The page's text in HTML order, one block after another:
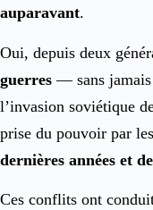
auparavant.
Oui, depuis deux
guerres — sans jamais
l’invasion soviétique
prise du pouvoir par
dernières années et
Ces conflits ont